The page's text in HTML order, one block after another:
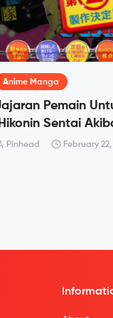
Anime Manga
Pemain
Sentai
Pinhead February 22,